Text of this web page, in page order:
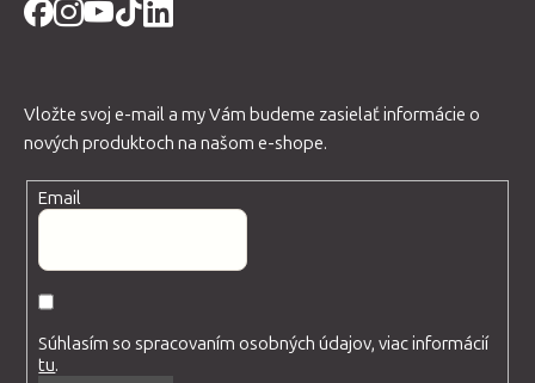
Vložte svoj e-mail a my Vám budeme zasielať informácie o
nových produktoch na našom e-shope.
Email
Súhlasím so spracovaním osobných údajov, viac informácií
tu.